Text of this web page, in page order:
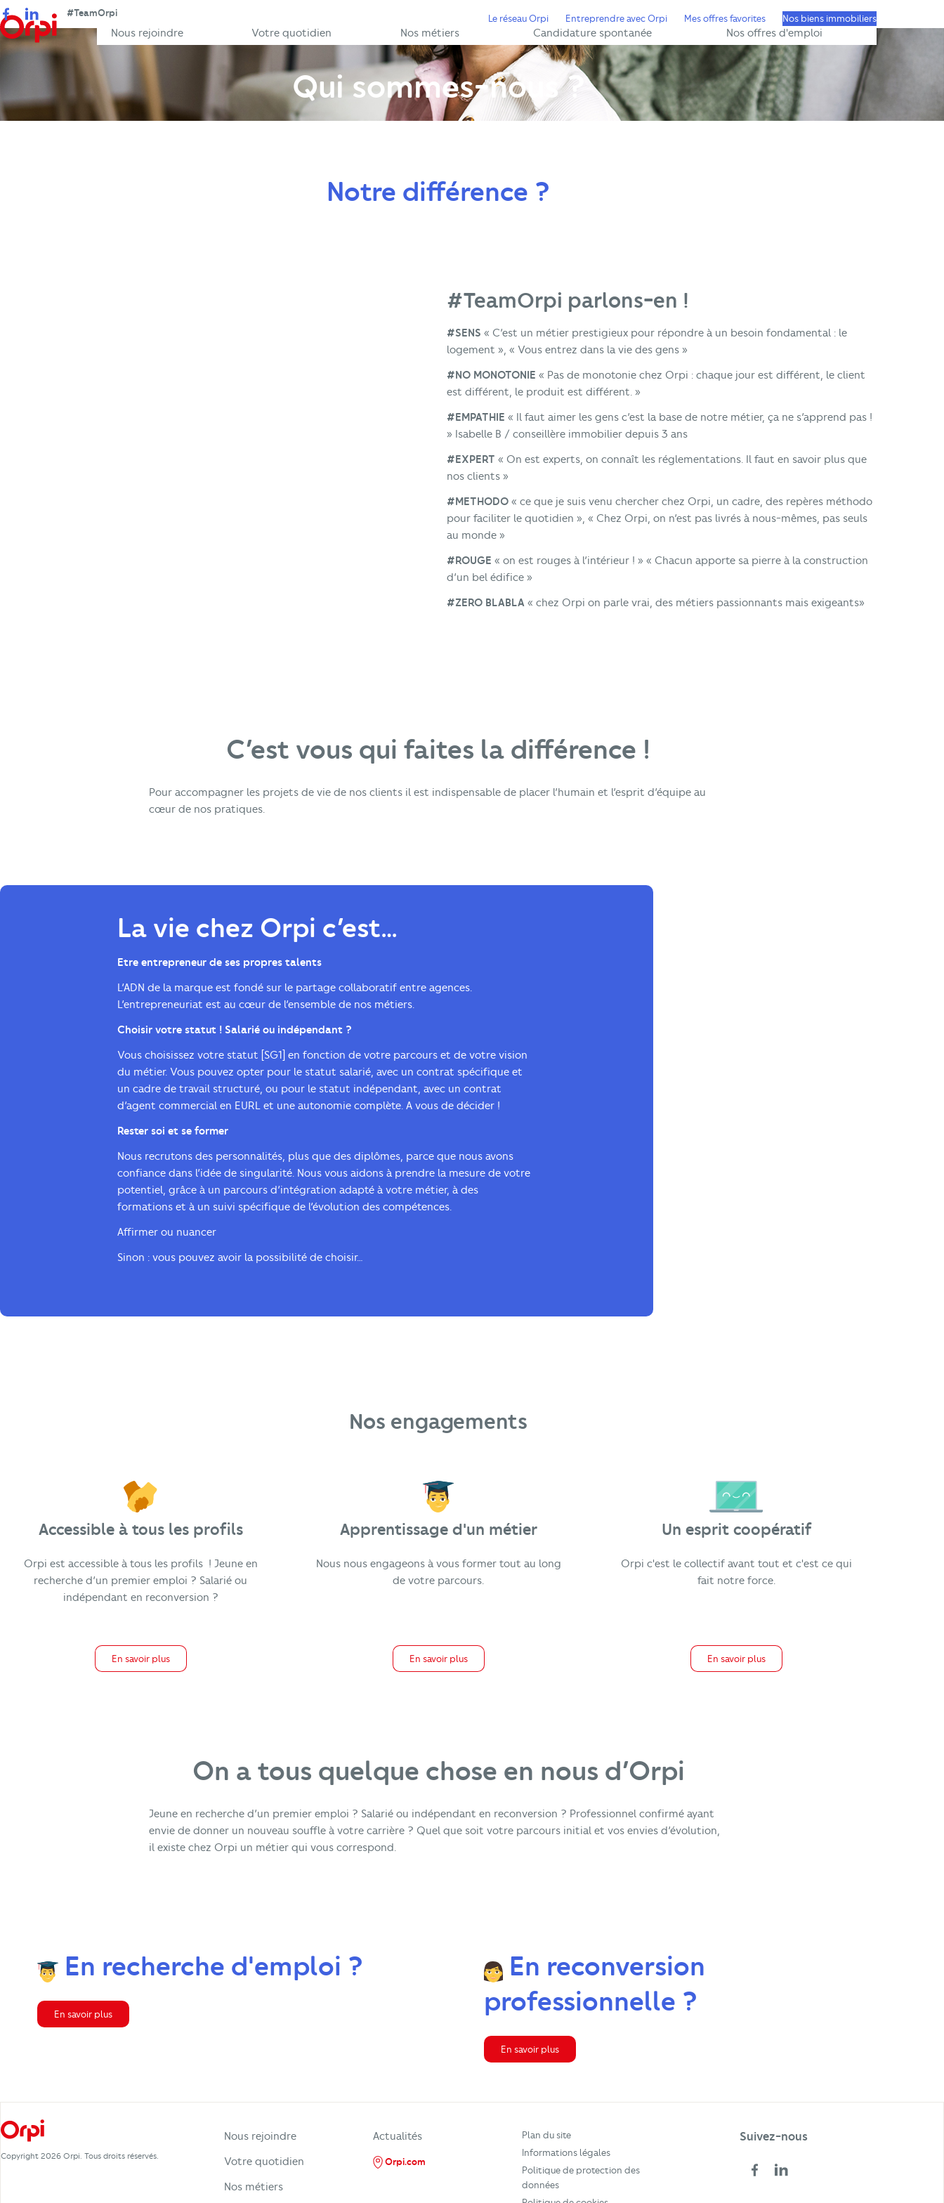
FacebookLinkedIn#TeamOrpi Le réseau Orpi Entreprendre avec Orpi Mes offres favorites Nos biens immobiliers
Nous rejoindre Votre quotidien Nos métiers Candidature spontanée Nos offres d'emploi
Qui sommes-nous ?
Notre différence ?
#TeamOrpi parlons-en !
#SENS « C’est un métier prestigieux pour répondre à un besoin fondamental : le
logement », « Vous entrez dans la vie des gens »
#NO MONOTONIE « Pas de monotonie chez Orpi : chaque jour est différent, le client
est différent, le produit est différent. »
#EMPATHIE « Il faut aimer les gens c’est la base de notre métier, ça ne s’apprend pas !
» Isabelle B / conseillère immobilier depuis 3 ans
#EXPERT « On est experts, on connaît les réglementations. Il faut en savoir plus que
nos clients »
#METHODO « ce que je suis venu chercher chez Orpi, un cadre, des repères méthodo
pour faciliter le quotidien », « Chez Orpi, on n’est pas livrés à nous-mêmes, pas seuls
au monde »
#ROUGE « on est rouges à l’intérieur ! » « Chacun apporte sa pierre à la construction
d’un bel édifice »
#ZERO BLABLA « chez Orpi on parle vrai, des métiers passionnants mais exigeants»
C’est vous qui faites la différence !
Pour accompagner les projets de vie de nos clients il est indispensable de placer l’humain et l’esprit d’équipe au
cœur de nos pratiques.
La vie chez Orpi c’est…
Etre entrepreneur de ses propres talents
L’ADN de la marque est fondé sur le partage collaboratif entre agences.
L’entrepreneuriat est au cœur de l’ensemble de nos métiers.
Choisir votre statut ! Salarié ou indépendant ?
Vous choisissez votre statut [SG1] en fonction de votre parcours et de votre vision
du métier. Vous pouvez opter pour le statut salarié, avec un contrat spécifique et
un cadre de travail structuré, ou pour le statut indépendant, avec un contrat
d’agent commercial en EURL et une autonomie complète. A vous de décider !
Rester soi et se former
Nous recrutons des personnalités, plus que des diplômes, parce que nous avons
confiance dans l’idée de singularité. Nous vous aidons à prendre la mesure de votre
potentiel, grâce à un parcours d’intégration adapté à votre métier, à des
formations et à un suivi spécifique de l’évolution des compétences.
Affirmer ou nuancer
Sinon : vous pouvez avoir la possibilité de choisir…
Nos engagements
Accessible à tous les profils
Orpi est accessible à tous les profils ! Jeune en
recherche d’un premier emploi ? Salarié ou
indépendant en reconversion ?
En savoir plus
Apprentissage d'un métier
Nous nous engageons à vous former tout au long
de votre parcours.
En savoir plus
Un esprit coopératif
Orpi c'est le collectif avant tout et c'est ce qui
fait notre force.
En savoir plus
On a tous quelque chose en nous d’Orpi
Jeune en recherche d’un premier emploi ? Salarié ou indépendant en reconversion ? Professionnel confirmé ayant
envie de donner un nouveau souffle à votre carrière ? Quel que soit votre parcours initial et vos envies d’évolution,
il existe chez Orpi un métier qui vous correspond.
En recherche d'emploi ?
En savoir plus
En reconversion
professionnelle ?
En savoir plus
Copyright 2026 Orpi. Tous droits réservés.
Nous rejoindre
Votre quotidien
Nos métiers
Actualités
Orpi.com
Plan du site
Informations légales
Politique de protection des
données
Suivez-nous
FacebookLinkedIn